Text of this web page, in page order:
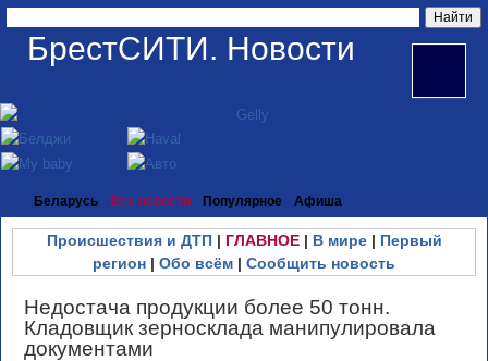
БрестСИТИ. Новости
Беларусь Все новости Популярное Афиша
Происшествия и ДТП| ГЛАВНОЕ| В мире| Первый
регион | Обо всём | Сообщить новость
Недостача продукции более 50 тонн.
Кладовщик зерносклада манипулировала
документами